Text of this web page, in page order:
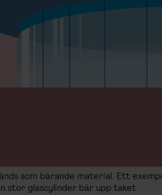
ANNONSERA I F&F
OM F&F
som bärande material. Ett
stor glascylinder bär upp taket.